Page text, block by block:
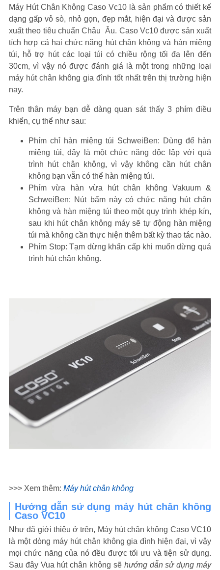
Máy Hút Chân Không Caso Vc10 là sản phẩm có thiết kế
dạng gấp vỏ sò, nhỏ gọn, đẹp mắt, hiện đại và được sản
xuất theo tiêu chuẩn Châu Âu. Caso Vc10 được sản xuất
tích hợp cả hai chức năng hút chân không và hàn miệng
túi, hỗ trợ hút các loại túi có chiều rộng tối đa lên đến
30cm, vì vậy nó được đánh giá là một trong những loại
máy hút chân không gia đình tốt nhất trên thị trường hiện
nay.
Trên thân máy bạn dễ dàng quan sát thấy 3 phím điều
khiển, cụ thể như sau:
Phím chỉ hàn miệng túi SchweiBen: Dùng để hàn
miệng túi, đây là một chức năng độc lập với quá
trình hút chân không, vì vậy không cần hút chân
không bạn vẫn có thể hàn miệng túi.
Phím vừa hàn vừa hút chân không Vakuum &
SchweiBen: Nút bấm này có chức năng hút chân
không và hàn miệng túi theo một quy trình khép kín,
sau khi hút chân không máy sẽ tự động hàn miệng
túi mà không cần thực hiện thêm bất kỳ thao tác nào.
Phím Stop: Tạm dừng khẩn cấp khi muốn dừng quá
trình hút chân không.
>>> Xem thêm: Máy hút chân không
Hướng dẫn sử dụng máy hút chân không
Caso VC10
Như đã giới thiệu ở trên, Máy hút chân không Caso VC10
là một dòng máy hút chân không gia đình hiện đại, vì vậy
mọi chức năng của nó đều được tối ưu và tiện sử dụng.
Sau đây Vua hút chân không sẽ hướng dẫn sử dụng máy